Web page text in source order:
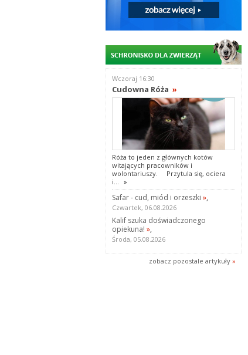
Wczoraj 16:30
Cudowna Róża »
Róża to jeden z głównych kotów
witających pracowników i
wolontariuszy. Przytula się, ociera
i... »
Safar - cud, miód i orzeszki »,
Czwartek, 06.08.2026
Kalif szuka doświadczonego
opiekuna! »,
Środa, 05.08.2026
zobacz pozostale artykuły »